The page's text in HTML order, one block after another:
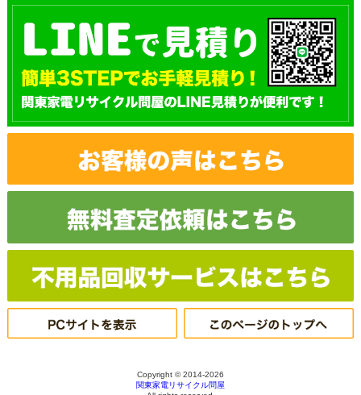
Copyright © 2014-2026
関東家電リサイクル問屋